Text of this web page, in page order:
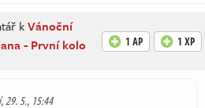
kVánoční
- První kolo
1 AP 1 XP
29. 5., 15:44